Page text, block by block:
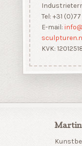
Tel: +31
E-mail:
KVK: